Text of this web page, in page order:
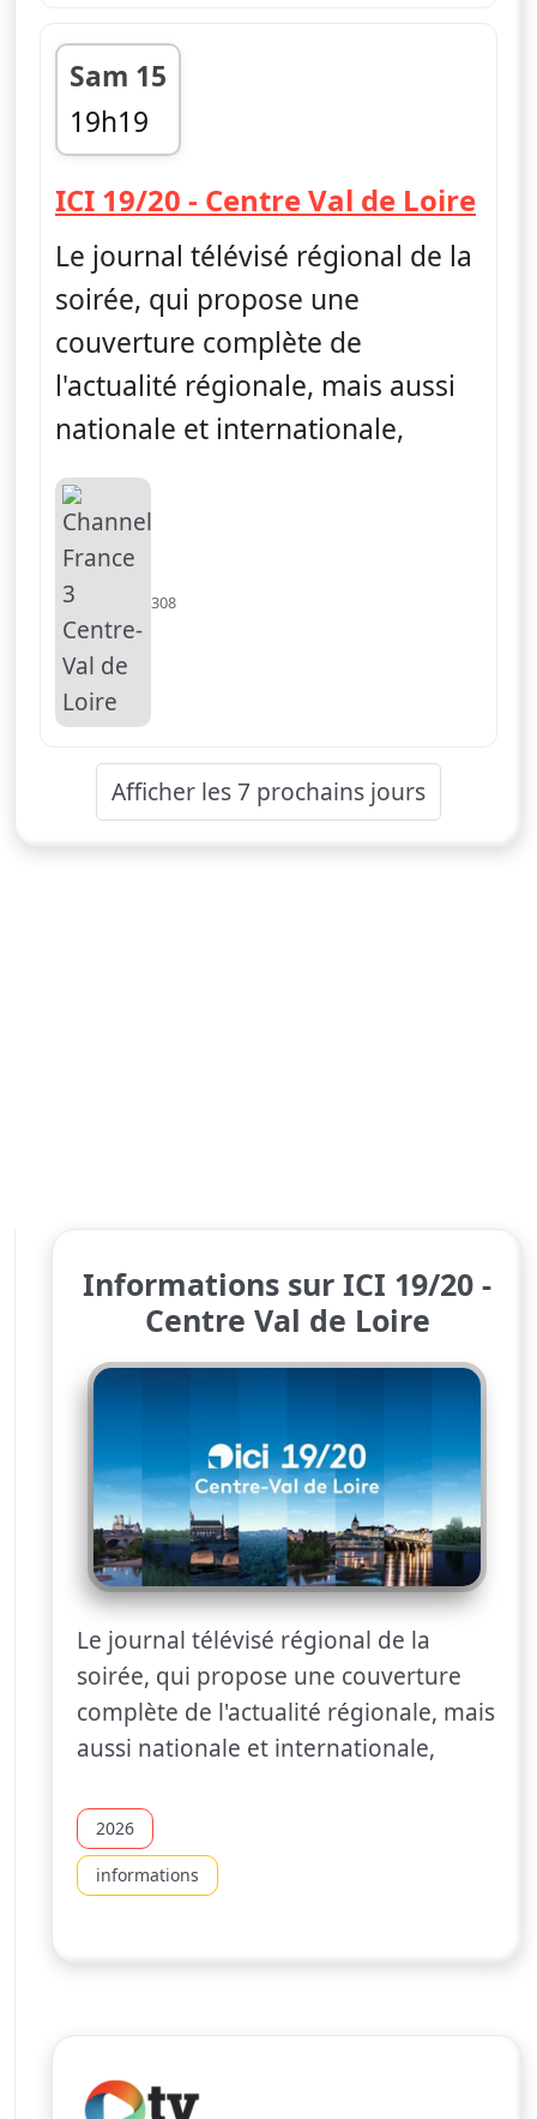
Sam 15
19h19
fin 19h48
ICI 19/20 - Centre Val de Loire—
Le journal télévisé régional de la
soirée, qui propose une
couverture complète de
l'actualité régionale, mais aussi
nationale et internationale,
308
Afficher les 7 prochains jours
Informations sur ICI 19/20 -
Centre Val de Loire
Le journal télévisé régional de la
soirée, qui propose une couverture
complète de l'actualité régionale, mais
aussi nationale et internationale,
2026
informations